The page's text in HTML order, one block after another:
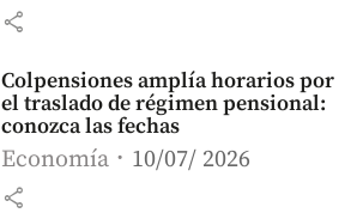
share
Colpensiones amplía horarios por
el traslado de régimen pensional:
conozca las fechas
Economía 10/07/ 2026
share